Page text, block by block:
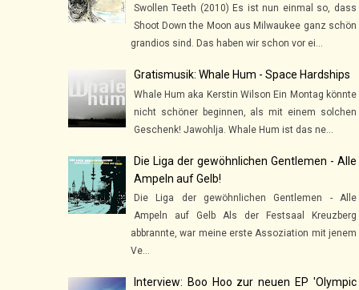
Swollen Teeth (2010) Es ist nun einmal so, dass
Shoot Down the Moon aus Milwaukee ganz schön
grandios sind. Das haben wir schon vor ei...
Gratismusik: Whale Hum - Space Hardships
Whale Hum aka Kerstin Wilson Ein Montag könnte
nicht schöner beginnen, als mit einem solchen
Geschenk! Jawohlja. Whale Hum ist das ne...
Die Liga der gewöhnlichen Gentlemen - Alle
Ampeln auf Gelb!
Die Liga der gewöhnlichen Gentlemen - Alle
Ampeln auf Gelb Als der Festsaal Kreuzberg
abbrannte, war meine erste Assoziation mit jenem
Ve...
Interview: Boo Hoo zur neuen EP 'Olympic